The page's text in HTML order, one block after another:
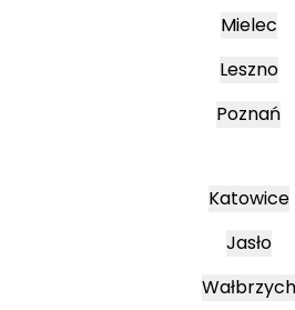
Mielec
Leszno
Poznań
Katowice
Jasło
Wałbrzych